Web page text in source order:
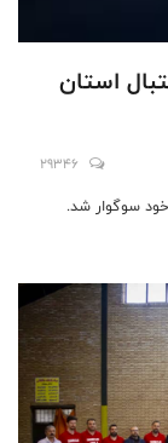
استان
29346
سوگوار شد.